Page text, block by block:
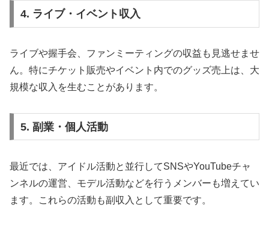
4. ライブ・イベント収入
ライブや握手会、ファンミーティングの収益も見逃せませ
ん。特にチケット販売やイベント内でのグッズ売上は、大
規模な収入を生むことがあります。
5. 副業・個人活動
最近では、アイドル活動と並行してSNSやYouTubeチャ
ンネルの運営、モデル活動などを行うメンバーも増えてい
ます。これらの活動も副収入として重要です。